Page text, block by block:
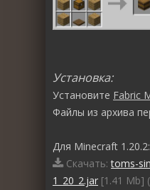
Установка:
Установите Fabric
Файлы из архива
Для Minecraft 1.20.2:
Скачать:toms-
1_20_2.jar [1.41 Mb]